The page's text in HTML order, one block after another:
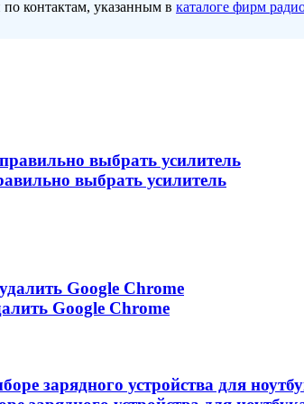
по контактам, указанным в каталоге фирм
выбрать усилитель
Google Chrome